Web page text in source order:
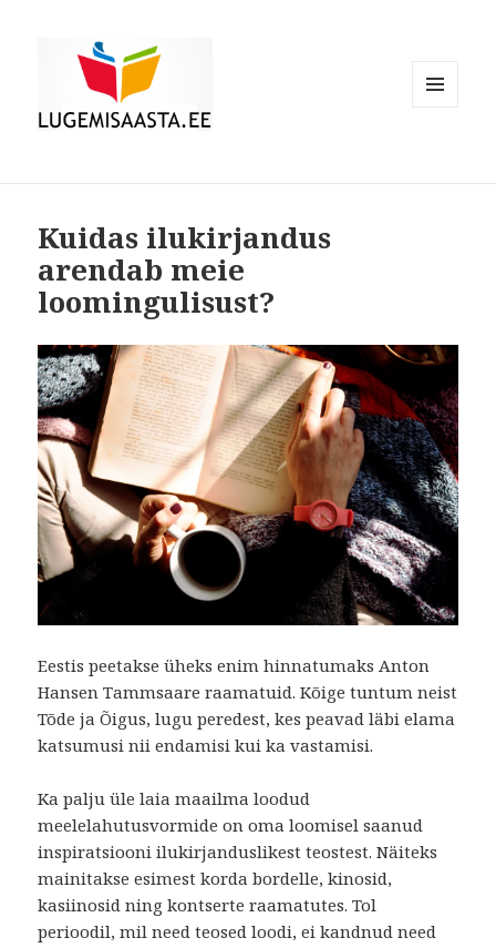
Kuidas ilukirjandus
arendab meie
loomingulisust?
Eestis peetakse üheks enim hinnatumaks Anton
Hansen Tammsaare raamatuid. Kõige tuntum neist
Tõde ja Õigus, lugu peredest, kes peavad läbi elama
katsumusi nii endamisi kui ka vastamisi.
Ka palju üle laia maailma loodud
meelelahutusvormide on oma loomisel saanud
inspiratsiooni ilukirjanduslikest teostest. Näiteks
mainitakse esimest korda bordelle, kinosid,
kasiinosid ning kontserte raamatutes. Tol
perioodil, mil need teosed loodi, ei kandnud need